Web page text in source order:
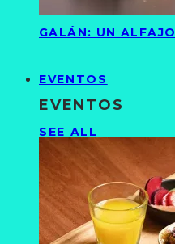
GALÁN: UN
EVENTOS
EVENTOS
SEE ALL